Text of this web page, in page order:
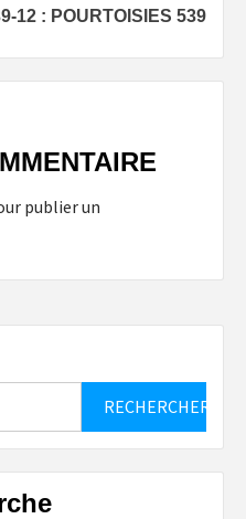
12 : POURTOISIES 539
publier un